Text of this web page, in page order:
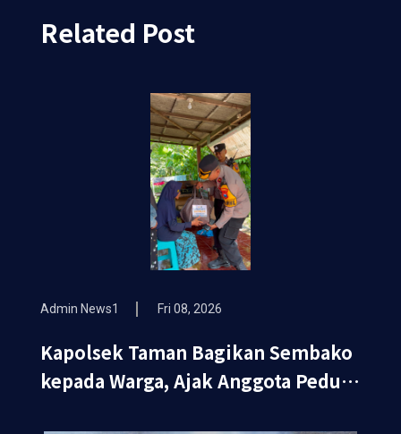
Related Post
Admin News1 Fri 08, 2026
Kapolsek Taman Bagikan Sembako
kepada Warga, Ajak Anggota Peduli